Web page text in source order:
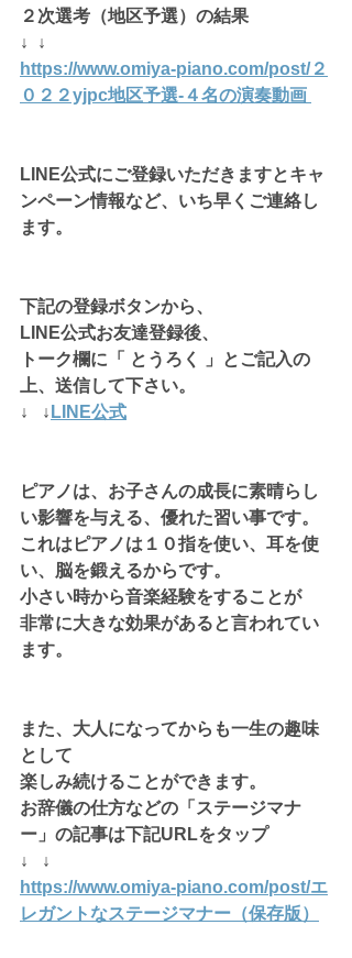
２次選考（地区予選）の結果
↓  ↓
https://www.omiya-piano.com/post/２
０２２yjpc地区予選-４名の演奏動画
LINE公式にご登録いただきますとキャ
ンペーン情報など、いち早くご連絡し
ます。
下記の登録ボタンから、
LINE公式お友達登録後、
トーク欄に「 とうろく 」とご記入の
上、送信して下さい。
↓   ↓ LINE公式
ピアノは、お子さんの成長に素晴らし
い影響を与える、優れた習い事です。
これはピアノは１０指を使い、耳を使
い、脳を鍛えるからです。
小さい時から音楽経験をすることが
非常に大きな効果があると言われてい
ます。
また、大人になってからも一生の趣味
として
楽しみ続けることができます。
お辞儀の仕方などの「ステージマナ
ー」の記事は下記URLをタップ
↓   ↓
https://www.omiya-piano.com/post/エ
レガントなステージマナー（保存版）